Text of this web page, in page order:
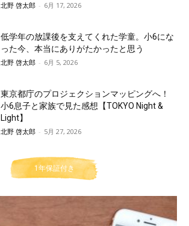
北野 啓太郎 - 6月 17, 2026
低学年の放課後を支えてくれた学童。小6にな
った今、本当にありがたかったと思う
北野 啓太郎 - 6月 5, 2026
東京都庁のプロジェクションマッピングへ！
小6息子と家族で見た感想【TOKYO Night &
Light】
北野 啓太郎 - 5月 27, 2026
1年保証付き